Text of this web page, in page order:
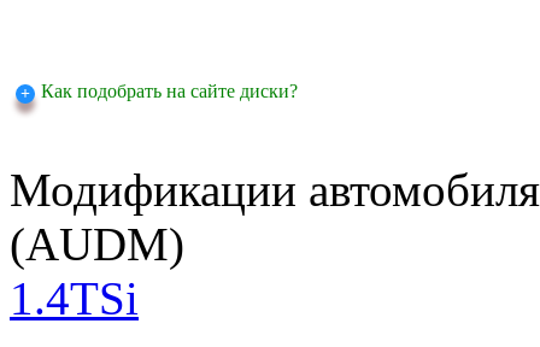
Как подобрать на сайте диски?
Модификации
(AUDM)
1.4TSi